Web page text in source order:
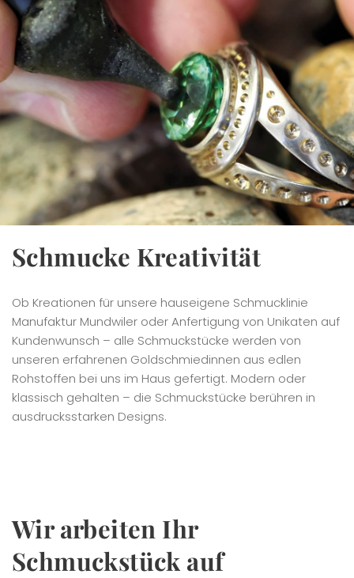
Schmucke Kreativität
Ob Kreationen für unsere hauseigene Schmucklinie
Manufaktur Mundwiler oder Anfertigung von Unikaten auf
Kundenwunsch – alle Schmuckstücke werden von
unseren erfahrenen Goldschmiedinnen aus edlen
Rohstoffen bei uns im Haus gefertigt. Modern oder
klassisch gehalten – die Schmuckstücke berühren in
ausdrucksstarken Designs.
Wir arbeiten Ihr
Schmuckstück auf